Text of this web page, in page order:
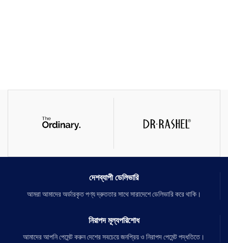
দেশব্যাপী ডেলিভারি
আমরা আমাদের অর্ডারকৃত পণ্য দ্রুততার সাথে সারাদেশে ডেলিভারি করে থাকি।
নিরাপদ মূল্যপরিশোধ
আমাদের আপনি পেমেন্ট করুন দেশের সবচেয়ে জনপ্রিয় ও নিরাপদ পেমেন্ট পদ্ধতিতে।